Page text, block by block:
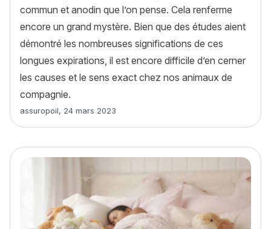
commun et anodin que l’on pense. Cela renferme
encore un grand mystère. Bien que des études aient
démontré les nombreuses significations de ces
longues expirations, il est encore difficile d’en cerner
les causes et le sens exact chez nos animaux de
compagnie.
Article rédigé par
assuropoil, 24 mars 2023